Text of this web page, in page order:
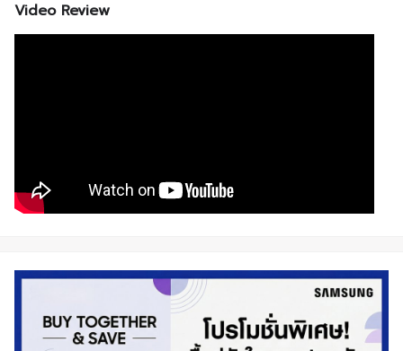
Video Review